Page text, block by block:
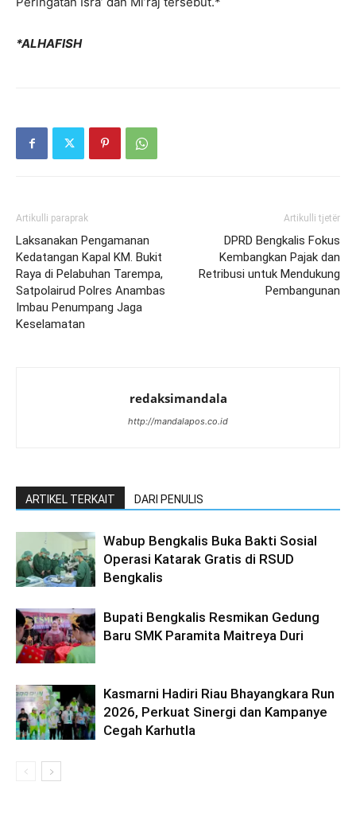
*ALHAFISH
Artikulli paraprak
Laksanakan Pengamanan
Kedatangan Kapal KM. Bukit
Raya di Pelabuhan Tarempa,
Satpolairud Polres Anambas
Imbau Penumpang Jaga
Keselamatan
Artikulli tjetër
DPRD Bengkalis Fokus
Kembangkan Pajak dan
Retribusi untuk Mendukung
Pembangunan
redaksimandala
http://mandalapos.co.id
ARTIKEL TERKAIT DARI PENULIS
Wabup Bengkalis Buka Bakti Sosial
Operasi Katarak Gratis di RSUD
Bengkalis
Bupati Bengkalis Resmikan Gedung
Baru SMK Paramita Maitreya Duri
Kasmarni Hadiri Riau Bhayangkara Run
2026, Perkuat Sinergi dan Kampanye
Cegah Karhutla